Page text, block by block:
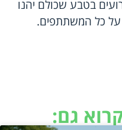
בטבע שכולם יהנו
על כל המשתתפים.
גם: